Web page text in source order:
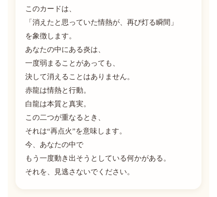
このカードは、
「消えたと思っていた情熱が、再び灯る瞬間」
を象徴します。
あなたの中にある炎は、
一度弱まることがあっても、
決して消えることはありません。
赤龍は情熱と行動。
白龍は本質と真実。
この二つが重なるとき、
それは“再点火”を意味します。
今、あなたの中で
もう一度動き出そうとしている何かがある。
それを、見逃さないでください。